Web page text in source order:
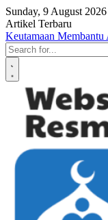
Skip to content
Sunday, 9 August 2026
Artikel Terbaru
Penyerahan SK LAZ
Penguatan Pelayanan